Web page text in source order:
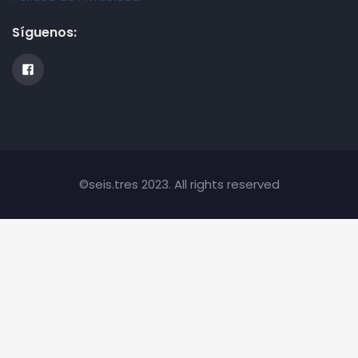
Síguenos:
©seis.tres 2023. All rights reserved